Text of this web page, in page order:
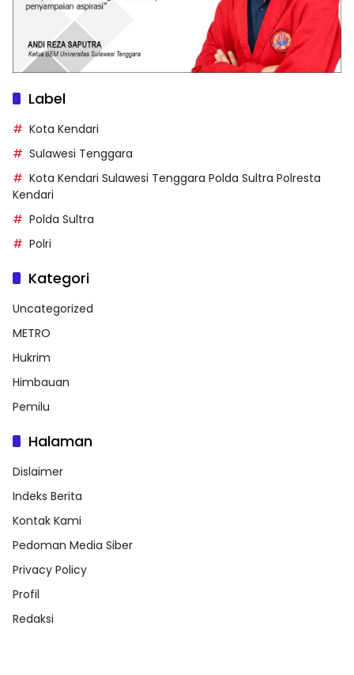
Label
Kota Kendari
Sulawesi Tenggara
Kota Kendari Sulawesi Tenggara Polda Sultra Polresta
Kendari
Polda Sultra
Polri
Kategori
Uncategorized
METRO
Hukrim
Himbauan
Pemilu
Halaman
Dislaimer
Indeks Berita
Kontak Kami
Pedoman Media Siber
Privacy Policy
Profil
Redaksi